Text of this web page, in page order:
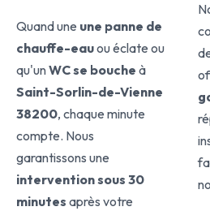
Quand une une panne de
chauffe-eauou éclate ou
qu'unWC se bouche à
Saint-Sorlin-de-Vienne
38200, chaque minute
compte. Nous
garantissons une
intervention sous 30
minutes après votre